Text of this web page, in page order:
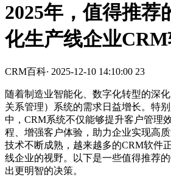
2025年，值得推荐
化生产线企业
CRM百科· 2025-12-10 14:10:00 23
随着制造业智能化、数字化转型的深
关系管理）系统的需求日益增长。特
中，CRM系统不仅能够提升客户管理
程、增强客户体验，助力企业实现高
技术不断成熟，越来越多的CRM软件
线企业的视野。以下是一些值得推荐
出更明智的决策。